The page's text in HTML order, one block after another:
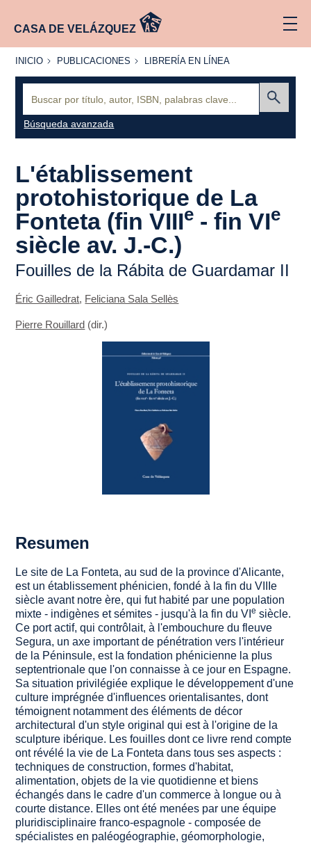
CASA DE VELÁZQUEZ
INICIO
INICIO PUBLICACIONES
PUBLICACIONES
LIBRERÍA
LÍNEA
LIBRERÍA EN LÍNEA
Búsqueda avanzada
L'établissement
protohistorique de La
Fonteta (fin VIIIe - fin VIe
siècle av. J.-C.)
Fouilles de la Rábita de Guardamar II
Éric Gailledrat, Feliciana Sala Sellès
Pierre Rouillard (dir.)
Resumen
Le site de La Fonteta, au sud de la province d'Alicante,
est un établissement phénicien, fondé à la fin du VIIIe
siècle avant notre ère, qui fut habité par une population
mixte - indigènes et sémites - jusqu'à la fin du VIe siècle.
Ce port actif, qui contrôlait, à l'embouchure du fleuve
Segura, un axe important de pénétration vers l'intérieur
de la Péninsule, est la fondation phénicienne la plus
septentrionale que l'on connaisse à ce jour en Espagne.
Sa situation privilégiée explique le développement d'une
culture imprégnée d'influences orientalisantes, dont
témoignent notamment des éléments de décor
architectural d'un style original qui est à l'origine de la
sculpture ibérique. Les fouilles dont ce livre rend compte
ont révélé la vie de La Fonteta dans tous ses aspects :
techniques de construction, formes d'habitat,
alimentation, objets de la vie quotidienne et biens
échangés dans le cadre d'un commerce à longue ou à
courte distance. Elles ont été menées par une équipe
pluridisciplinaire franco-espagnole - composée de
spécialistes en paléogéographie, géomorphologie,